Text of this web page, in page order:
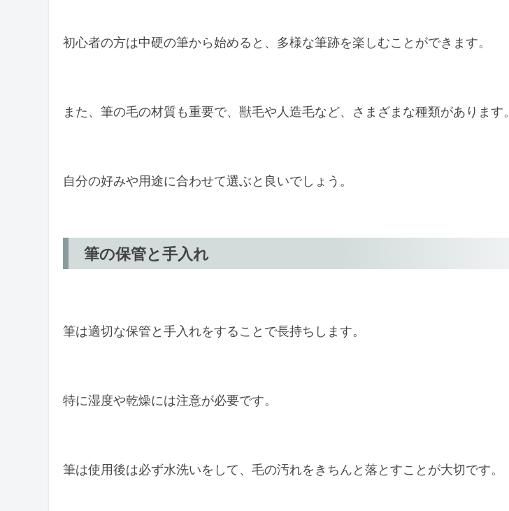
初心者の方は中硬の筆から始めると、多様な筆跡を楽しむことができます。
また、筆の毛の材質も重要で、獣毛や人造毛など、さまざまな種類があります。
自分の好みや用途に合わせて選ぶと良いでしょう。
筆の保管と手入れ
筆は適切な保管と手入れをすることで長持ちします。
特に湿度や乾燥には注意が必要です。
筆は使用後は必ず水洗いをして、毛の汚れをきちんと落とすことが大切です。